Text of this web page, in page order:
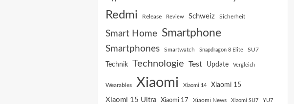
Redmi
Release Review Schweiz Sicherheit
Smart Home Smartphone
Smartphones Smartwatch Snapdragon 8 Elite SU7
Technik Technologie Test Update Vergleich
Wearables Xiaomi Xiaomi 14 Xiaomi 15
Xiaomi 15 Ultra Xiaomi 17 Xiaomi News Xiaomi SU7 YU7